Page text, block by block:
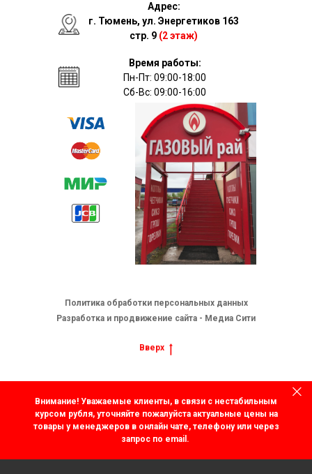
Время работы:
Пн-Пт: 09:00-18:00
Сб-Вс: 09:00-16:00
Адрес:
г. Тюмень, ул. Энергетиков 163
стр. 9 (2 этаж)
Политика обработки персональных данных
Разработка и продвижение сайта - Медиа Сити
Вверх
Внимание! Уважаемые клиенты, в связи с нестабильным
курсом рубля, уточняйте пожалуйста актуальные цены на
товары у менеджеров в онлайн чате, телефону или через
запрос по email.